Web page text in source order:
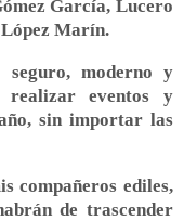
García, Lucero
Marín.
seguro, moderno y
eventos y
sin importar las
compañeros ediles,
de trascender